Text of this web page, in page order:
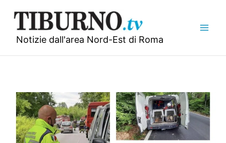
contenuto
Notizie dall'area Nord-Est di Roma